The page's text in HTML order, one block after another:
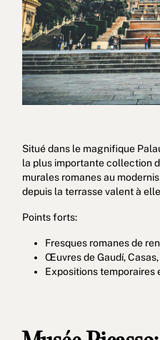
Situé dans le magnifique
la plus importante collection
murales romanes au
depuis la terrasse valent à
Points forts:
Fresques romanes de
Œuvres de Gaudí, Casas,
Expositions temporaires